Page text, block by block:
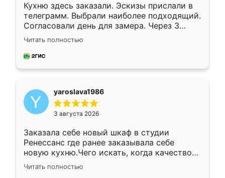
Кухню здесь заказали. Эскизы прислали в
телеграмм. Выбрали наиболее подходящий.
Согласовали день для замера. Через 3
недели кухня была уже готова. Остались
довольны работой. Спасибо Ренессанс
мебель за качественную работу!
Читать полностью
yaroslava1986
3 августа 2026
Заказала себе новый шкаф в студии
Ренессанс где ранее заказывала себе
новую кухню.Чего искать, когда качеством
вполне довольна. Служит кухня уже почти
два года, нареканий нет.
Читать полностью